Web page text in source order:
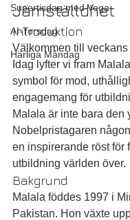
Supertisdag med Vega
AI-Torsdag
Härliga Måndag
Jämställdhet
Introduktion
Välkommen till
Idag lyfter vi fram
symbol för mod,
engagemang för
Malala är inte bara den
Nobelpristagaren
en inspirerande röst för
utbildning världen över.
Bakgrund
Malala föddes 1997 i
Pakistan. Hon växte